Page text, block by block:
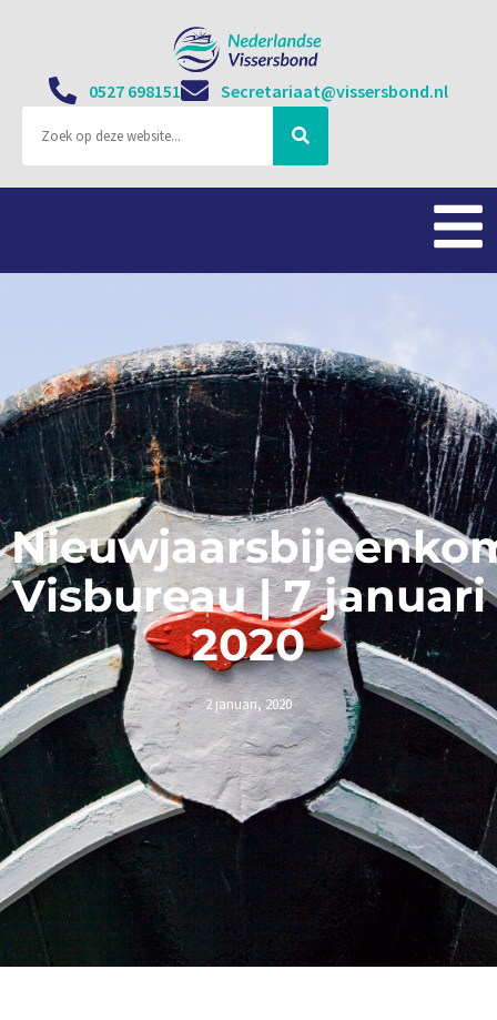
0527 698151 Secretariaat@vissersbond.nl
Visbureau | 7 januari
2020
2 januari, 2020